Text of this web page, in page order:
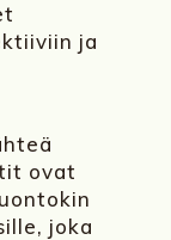
ja
ovat
joka